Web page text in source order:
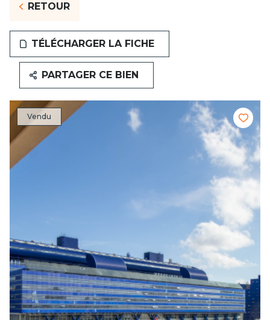
RETOUR
TÉLÉCHARGER LA FICHE
PARTAGER CE BIEN
Vendu